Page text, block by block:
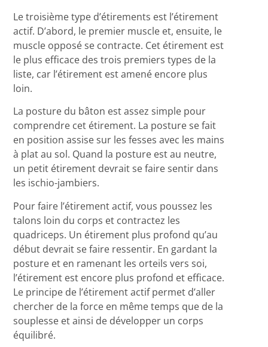
Le troisième type d’étirements est l’étirement
actif. D’abord, le premier muscle et, ensuite, le
muscle opposé se contracte. Cet étirement est
le plus efficace des trois premiers types de la
liste, car l’étirement est amené encore plus
loin.
La posture du bâton est assez simple pour
comprendre cet étirement. La posture se fait
en position assise sur les fesses avec les mains
à plat au sol. Quand la posture est au neutre,
un petit étirement devrait se faire sentir dans
les ischio-jambiers.
Pour faire l’étirement actif, vous poussez les
talons loin du corps et contractez les
quadriceps. Un étirement plus profond qu’au
début devrait se faire ressentir. En gardant la
posture et en ramenant les orteils vers soi,
l’étirement est encore plus profond et efficace.
Le principe de l’étirement actif permet d’aller
chercher de la force en même temps que de la
souplesse et ainsi de développer un corps
équilibré.